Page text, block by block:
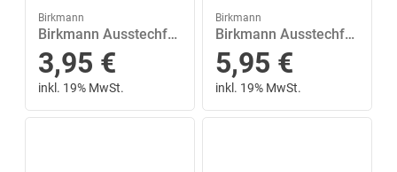
Birkmann
Birkmann Ausstechform »Rose 6 cm«, Edelstahl
3,95 €
inkl. 19% MwSt.
Birkmann
Birkmann Ausstechform »Bräutigam«, Edelstahl
5,95 €
inkl. 19% MwSt.